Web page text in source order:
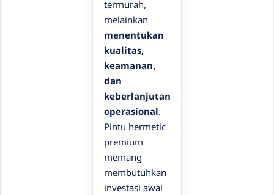
termurah,
melainkan
menentukan
kualitas,
keamanan,
dan
keberlanjutan
operasional.
Pintu hermetic
premium
memang
membutuhkan
investasi awal